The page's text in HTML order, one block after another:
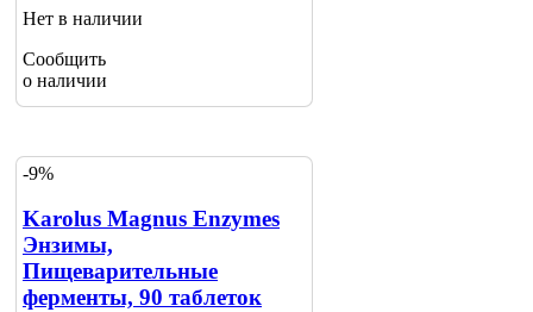
Нет в наличии
Сообщить
о наличии
-9%
Karolus Magnus Enzymes
Энзимы,
Пищеварительные
ферменты, 90 таблеток